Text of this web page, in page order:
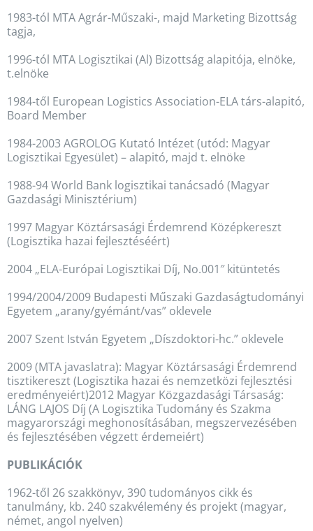
1983-tól MTA Agrár-Műszaki-, majd Marketing Bizottság
tagja,
1996-tól MTA Logisztikai (Al) Bizottság alapitója, elnöke,
t.elnöke
1984-től European Logistics Association-ELA társ-alapitó,
Board Member
1984-2003 AGROLOG Kutató Intézet (utód: Magyar
Logisztikai Egyesület) – alapitó, majd t. elnöke
1988-94 World Bank logisztikai tanácsadó (Magyar
Gazdasági Minisztérium)
1997 Magyar Köztársasági Érdemrend Középkereszt
(Logisztika hazai fejlesztéséért)
2004 „ELA-Európai Logisztikai Díj, No.001″ kitüntetés
1994/2004/2009 Budapesti Műszaki Gazdaságtudományi
Egyetem „arany/gyémánt/vas” oklevele
2007 Szent István Egyetem „Díszdoktori-hc.” oklevele
2009 (MTA javaslatra): Magyar Köztársasági Érdemrend
tisztikereszt (Logisztika hazai és nemzetközi fejlesztési
eredményeiért)2012 Magyar Közgazdasági Társaság:
LÁNG LAJOS Díj (A Logisztika Tudomány és Szakma
magyarországi meghonosításában, megszervezésében
és fejlesztésében végzett érdemeiért)
PUBLIKÁCIÓK
1962-től 26 szakkönyv, 390 tudományos cikk és
tanulmány, kb. 240 szakvélemény és projekt (magyar,
német, angol nyelven)